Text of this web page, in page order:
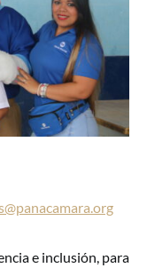
e inclusión, para